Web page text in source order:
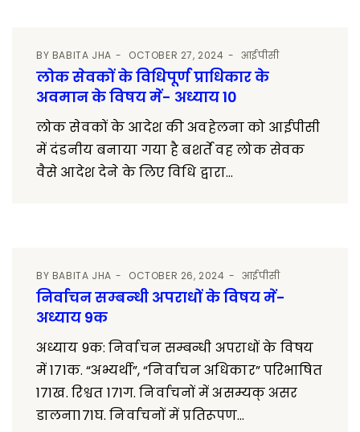
BY BABITA JHA OCTOBER 27, 2024 आईपीसी
लोक सेवकों के विधिपूर्ण प्राधिकार के
अवमान के विषय में- अध्याय 10
लोक सेवकों के आदेश की अवहेलना को आईपीसी
में दंडनीय बनाया गया है बशर्ते वह लोक सेवक
वैसे आदेश देने के लिए विधि द्वारा...
BY BABITA JHA OCTOBER 26, 2024 आईपीसी
निर्वाचन सम्बन्धी अपराधों के विषय में-
अध्याय 9क
अध्याय 9क: निर्वाचन सम्बन्धी अपराधों के विषय
में 171क. “अभ्यर्थी”, “निर्वाचन अधिकार” परिभाषित
171ख. रिश्वत 171ग. निर्वाचनों में असम्यक् असर
डालना171घ. निर्वाचनों में प्रतिरूपण...